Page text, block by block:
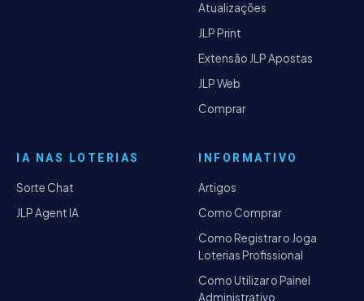
Atualizações
JLP Print
Extensão JLP Apostas
JLP Web
Comprar
IA NAS LOTERIAS
Sorte Chat
JLP Agent IA
INFORMATIVO
Artigos
Como Comprar
Como Registrar o Joga
Loterias Profissional
Como Utilizar o Painel
Administrativo